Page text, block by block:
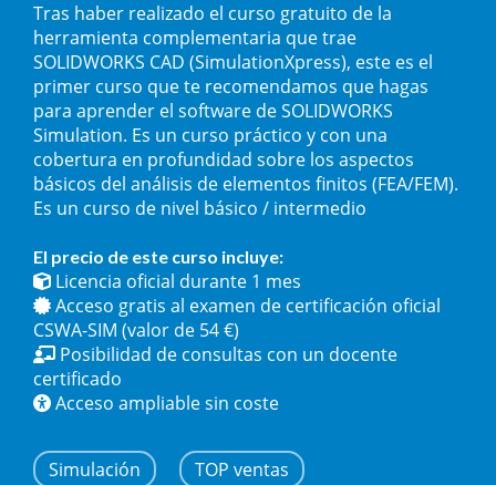
Tras haber realizado el curso gratuito de la
herramienta complementaria que trae
SOLIDWORKS CAD (SimulationXpress), este es el
primer curso que te recomendamos que hagas
para aprender el software de SOLIDWORKS
Simulation. Es un curso práctico y con una
cobertura en profundidad sobre los aspectos
básicos del análisis de elementos finitos (FEA/FEM).
Es un curso de nivel básico / intermedio
El precio de este curso incluye:
Licencia oficial durante 1 mes
Acceso gratis al examen de certificación oficial
CSWA-SIM (valor de 54 €)
Posibilidad de consultas con un docente
certificado
Acceso ampliable sin coste
Simulación TOP ventas